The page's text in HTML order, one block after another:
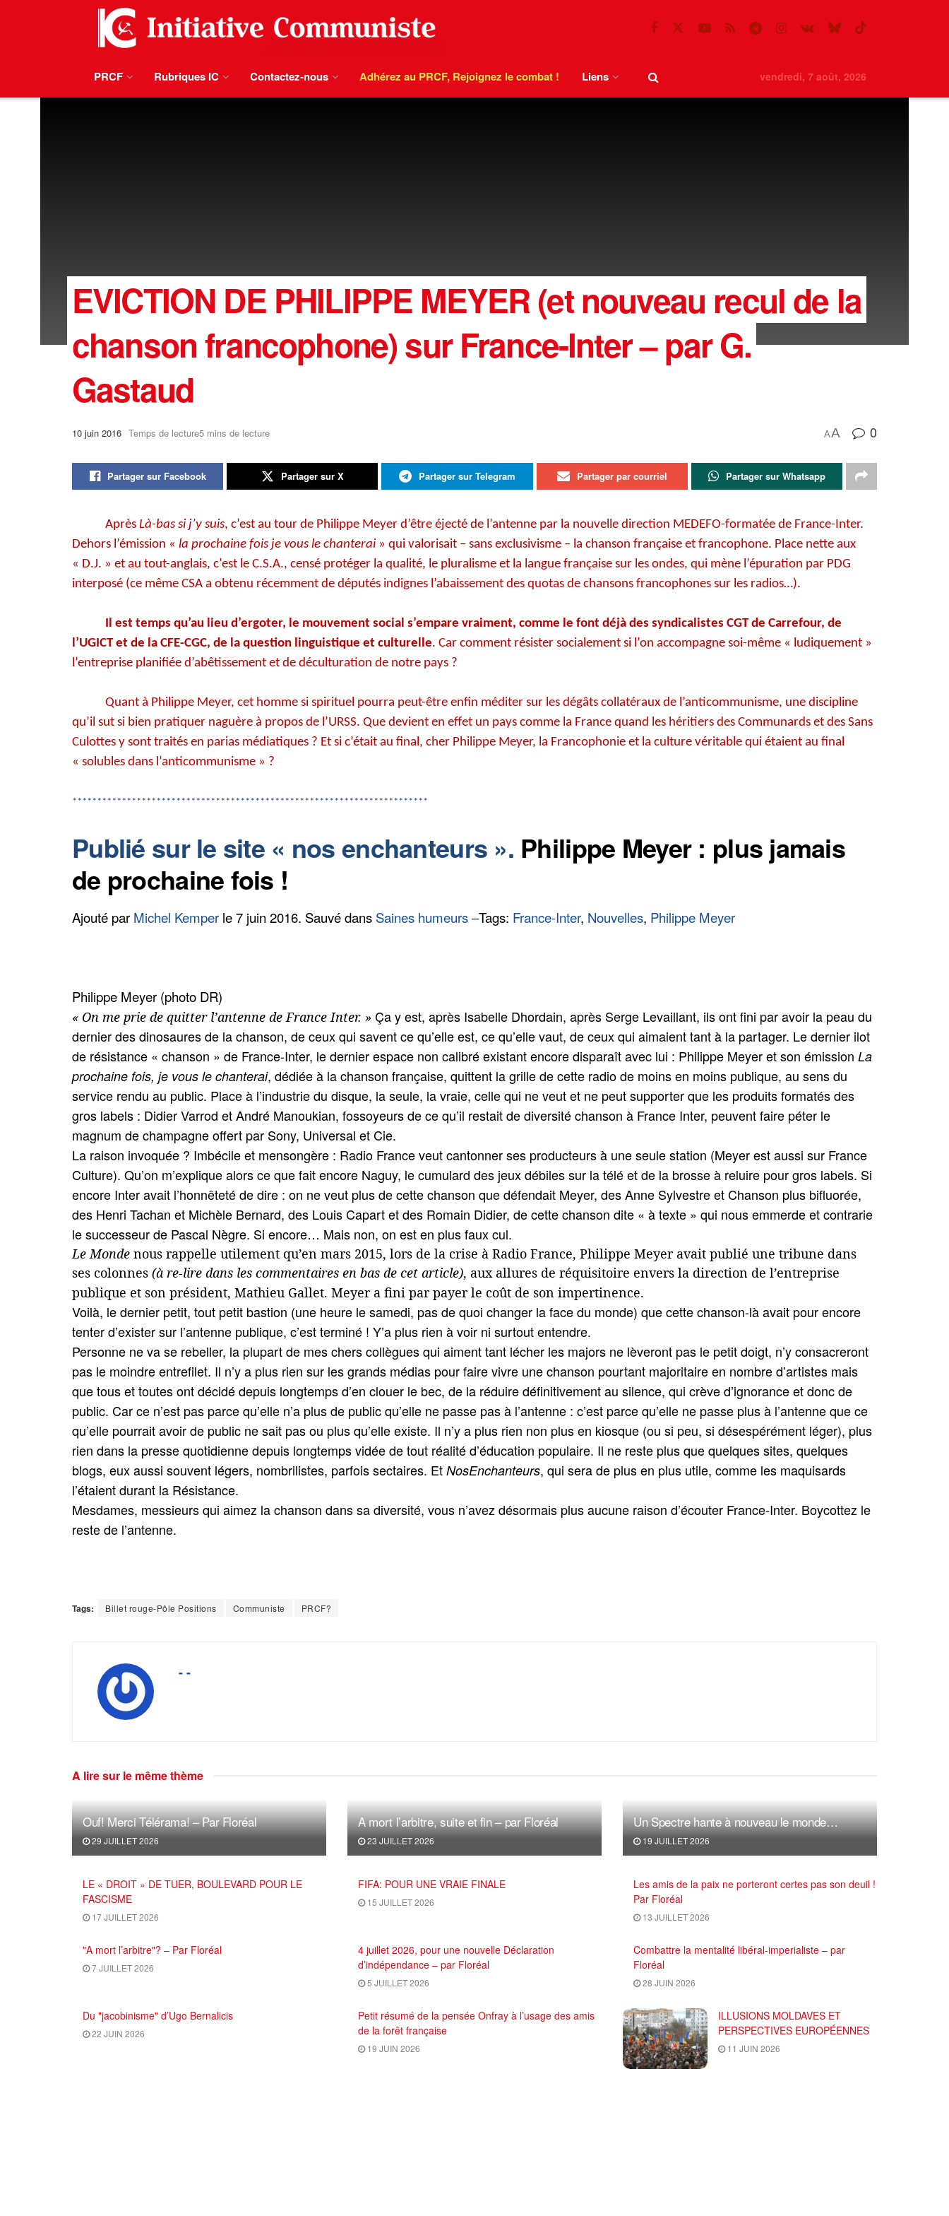
PRCF Rubriques IC Contactez-nous Adhérez au PRCF, Rejoignez le combat ! Liens vendredi, 7 août, 2026
EVICTION DE PHILIPPE MEYER (et nouveau recul de la
chanson francophone) sur France-Inter – par G.
Gastaud
10 juin 2016 Temps de lecture5 mins de lecture AA 0
Partager sur Facebook Partager sur X Partager sur Telegram Partager par courriel Partager sur Whatsapp
AprèsLà-bas si j’y suis, c’est au tour de Philippe Meyer d’être éjecté de l’antenne par la nouvelle direction MEDEFO-formatée de France-Inter.
Dehors l’émission « la prochaine fois je vous le chanterai » qui valorisait – sans exclusivisme – la chanson française et francophone. Place nette aux
« D.J. » et au tout-anglais, c’est le C.S.A., censé protéger la qualité, le pluralisme et la langue française sur les ondes, qui mène l’épuration par PDG
interposé (ce même CSA a obtenu récemment de députés indignes l’abaissement des quotas de chansons francophones sur les radios…).
Il est temps qu’au lieu d’ergoter, le mouvement social s’empare vraiment, comme le font déjà des syndicalistes CGT de Carrefour, de
l’UGICT et de la CFE-CGC, de la question linguistique et culturelle. Car comment résister socialement si l’on accompagne soi-même « ludiquement »
l’entreprise planifiée d’abêtissement et de déculturation de notre pays ?
Quant à Philippe Meyer, cet homme si spirituel pourra peut-être enfin méditer sur les dégâts collatéraux de l’anticommunisme, une discipline
qu’il sut si bien pratiquer naguère à propos de l’URSS. Que devient en effet un pays comme la France quand les héritiers des Communards et des Sans
Culottes y sont traités en parias médiatiques ? Et si c’était au final, cher Philippe Meyer, la Francophonie et la culture véritable qui étaient au final
« solubles dans l’anticommunisme » ?
************************************************************************
Publié sur le site « nos enchanteurs ». Philippe Meyer : plus jamais
de prochaine fois !
Ajouté par Michel Kemper le 7 juin 2016. Sauvé dans Saines humeurs–Tags: France-Inter, Nouvelles, Philippe Meyer
Philippe Meyer (photo DR)
« On me prie de quitter l’antenne de France Inter. » Ça y est, après Isabelle Dhordain, après Serge Levaillant, ils ont fini par avoir la peau du
dernier des dinosaures de la chanson, de ceux qui savent ce qu’elle est, ce qu’elle vaut, de ceux qui aimaient tant à la partager. Le dernier ilot
de résistance « chanson » de France-Inter, le dernier espace non calibré existant encore disparaît avec lui : Philippe Meyer et son émission La
prochaine fois, je vous le chanterai, dédiée à la chanson française, quittent la grille de cette radio de moins en moins publique, au sens du
service rendu au public. Place à l’industrie du disque, la seule, la vraie, celle qui ne veut et ne peut supporter que les produits formatés des
gros labels : Didier Varrod et André Manoukian, fossoyeurs de ce qu’il restait de diversité chanson à France Inter, peuvent faire péter le
magnum de champagne offert par Sony, Universal et Cie.
La raison invoquée ? Imbécile et mensongère : Radio France veut cantonner ses producteurs à une seule station (Meyer est aussi sur France
Culture). Qu’on m’explique alors ce que fait encore Naguy, le cumulard des jeux débiles sur la télé et de la brosse à reluire pour gros labels. Si
encore Inter avait l’honnêteté de dire : on ne veut plus de cette chanson que défendait Meyer, des Anne Sylvestre et Chanson plus bifluorée,
des Henri Tachan et Michèle Bernard, des Louis Capart et des Romain Didier, de cette chanson dite « à texte » qui nous emmerde et contrarie
le successeur de Pascal Nègre. Si encore… Mais non, on est en plus faux cul.
Le Monde nous rappelle utilement qu’en mars 2015, lors de la crise à Radio France, Philippe Meyer avait publié une tribune dans
ses colonnes (à re-lire dans les commentaires en bas de cet article), aux allures de réquisitoire envers la direction de l’entreprise
publique et son président, Mathieu Gallet. Meyer a fini par payer le coût de son impertinence.
Voilà, le dernier petit, tout petit bastion (une heure le samedi, pas de quoi changer la face du monde) que cette chanson-là avait pour encore
tenter d’exister sur l’antenne publique, c’est terminé ! Y’a plus rien à voir ni surtout entendre.
Personne ne va se rebeller, la plupart de mes chers collègues qui aiment tant lécher les majors ne lèveront pas le petit doigt, n’y consacreront
pas le moindre entrefilet. Il n’y a plus rien sur les grands médias pour faire vivre une chanson pourtant majoritaire en nombre d’artistes mais
que tous et toutes ont décidé depuis longtemps d’en clouer le bec, de la réduire définitivement au silence, qui crève d’ignorance et donc de
public. Car ce n’est pas parce qu’elle n’a plus de public qu’elle ne passe pas à l’antenne : c’est parce qu’elle ne passe plus à l’antenne que ce
qu’elle pourrait avoir de public ne sait pas ou plus qu’elle existe. Il n’y a plus rien non plus en kiosque (ou si peu, si désespérément léger), plus
rien dans la presse quotidienne depuis longtemps vidée de tout réalité d’éducation populaire. Il ne reste plus que quelques sites, quelques
blogs, eux aussi souvent légers, nombrilistes, parfois sectaires. Et NosEnchanteurs, qui sera de plus en plus utile, comme les maquisards
l’étaient durant la Résistance.
Mesdames, messieurs qui aimez la chanson dans sa diversité, vous n’avez désormais plus aucune raison d’écouter France-Inter. Boycottez le
reste de l’antenne.
Tags: Billet rouge-Pôle Positions Communiste PRCF?
- -
A lire sur le même thème
Ouf! Merci Télérama! – Par Floréal
29 JUILLET 2026
A mort l’arbitre, suite et fin – par Floréal
23 JUILLET 2026
Un Spectre hante à nouveau le monde…
19 JUILLET 2026
LE « DROIT » DE TUER, BOULEVARD POUR LE
FASCISME
17 JUILLET 2026
FIFA: POUR UNE VRAIE FINALE
15 JUILLET 2026
Les amis de la paix ne porteront certes pas son deuil !
Par Floréal
13 JUILLET 2026
"A mort l’arbitre"? – Par Floréal
7 JUILLET 2026
4 juillet 2026, pour une nouvelle Déclaration
d’indépendance – par Floréal
5 JUILLET 2026
Combattre la mentalité libéral-imperialiste – par
Floréal
28 JUIN 2026
Du "jacobinisme" d’Ugo Bernalicis
22 JUIN 2026
Petit résumé de la pensée Onfray à l’usage des amis
de la forêt française
19 JUIN 2026
ILLUSIONS MOLDAVES ET
PERSPECTIVES EUROPÉENNES
11 JUIN 2026